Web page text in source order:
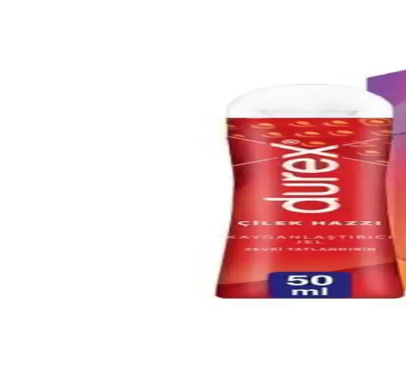
Nely8 uzun deneyim kremi, pratik kullanımı ve güvenli içerikleriyle
TRAJE DEN Tırtıklı Yeniden Kullanılabilir
TRAJE DEN'in tırtıklı yeniden kullanılabilir prezervatifi, yüksek
Durex Intense Uyarıcı Jel: Cinsel Hayatınızı
Durex Intense Uyarıcı Jel, ısıtıcı ve soğutucu etkileriyle cinsel
Bayan Prezervatif: Kadınların Güvenli ve Kontrolü
Bayan prezervatif, kadınların cinsel sağlıkta kontrol sahibi